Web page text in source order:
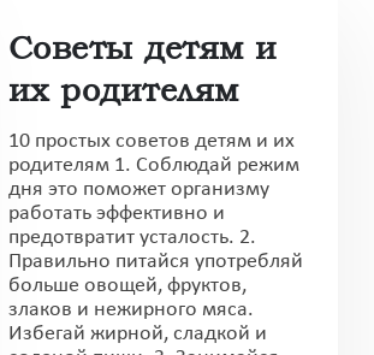
Советы детям и
их родителям
10 простых советов детям и их
родителям 1. Соблюдай режим
дня это поможет организму
работать эффективно и
предотвратит усталость. 2.
Правильно питайся употребляй
больше овощей, фруктов,
злаков и нежирного мяса.
Избегай жирной, сладкой и